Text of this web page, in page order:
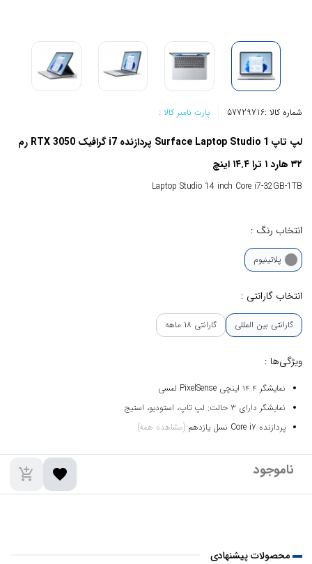
شماره کالا :57729716 پارت نامبر کالا :
لپ تاپ Surface Laptop Studio 1 پردازنده i7 گرافیک RTX 3050 رم
۳۲ هارد ۱ ترا ۱۴.۴ اینچ
Laptop Studio 14 inch Core i7-32GB-1TB
انتخاب رنگ :
پلاتینیوم
انتخاب گارانتی :
گارانتی بین المللی گارانتی 18 ماهه
ویژگی‌ها :
نمایشگر ۱۴.۴ اینچی PixelSense لمسی
نمایشگر دارای ۳ حالت:‌ لپ تاپ، استودیو، استیج
پردازنده Core i7 نسل یازدهم
(مشاهده همه)
add_shopping_cart favorite
محصولات پیشنهادی